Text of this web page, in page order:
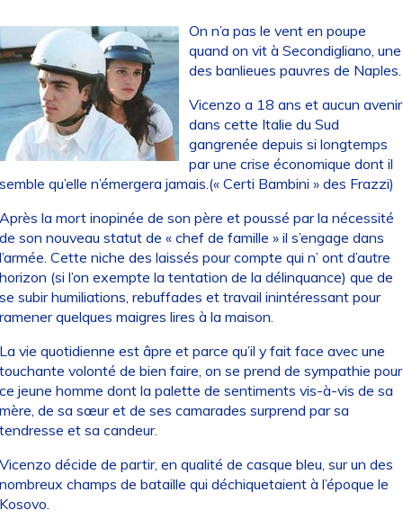
On n’a pas le vent en poupe
quand on vit à Secondigliano, une
des banlieues pauvres de Naples.
Vicenzo a 18 ans et aucun avenir
dans cette Italie du Sud
gangrenée depuis si longtemps
par une crise économique dont il
qu’elle n’émergera jamais.(« Certi Bambini » des Frazzi)
la mort inopinée de son père et poussé par la nécessité
son nouveau statut de « chef de famille » il s’engage dans
Cette niche des laissés pour compte qui n’ ont d’autre
(si l’on exempte la tentation de la délinquance) que de
subir humiliations, rebuffades et travail inintéressant pour
quelques maigres lires à la maison.
vie quotidienne est âpre et parce qu’il y fait face avec une
volonté de bien faire, on se prend de sympathie pour
jeune homme dont la palette de sentiments vis-à-vis de sa
de sa sœur et de ses camarades surprend par sa
et sa candeur.
décide de partir, en qualité de casque bleu, sur un des
champs de bataille qui déchiquetaient à l’époque le